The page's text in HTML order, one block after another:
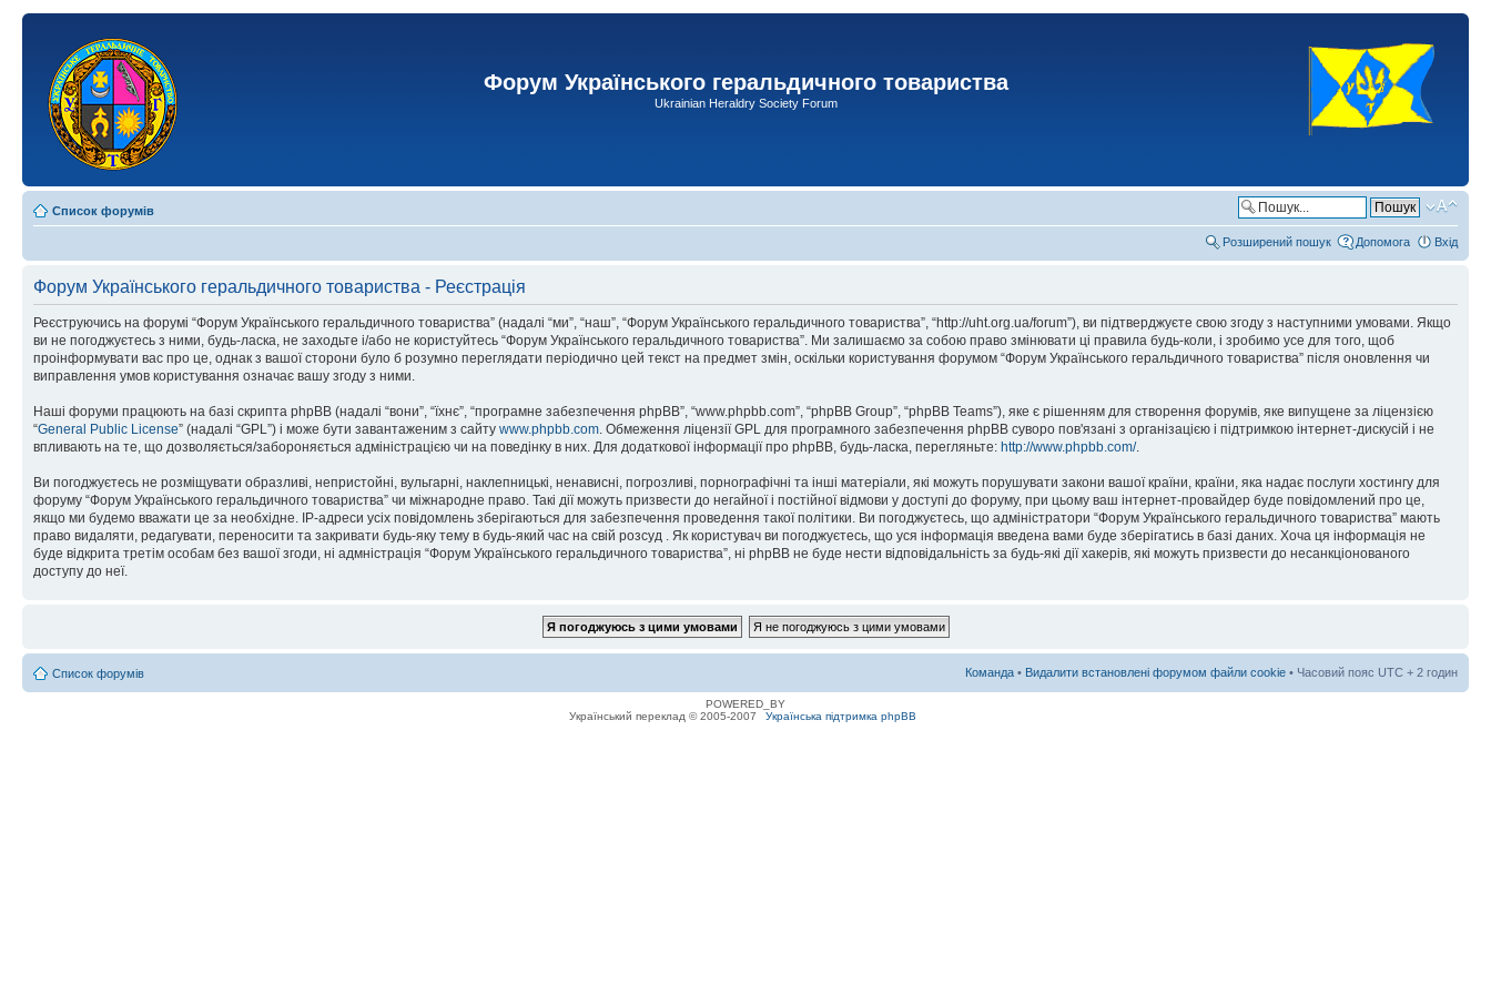
Форум Українського геральдичного товариства
Ukrainian Heraldry Society Forum
Список форумів
Розширений пошук Допомога Вхід
Форум Українського геральдичного товариства - Реєстрація
Реєструючись на форумі “Форум Українського геральдичного товариства” (надалі “ми”, “наш”, “Форум Українського геральдичного товариства”, “http://uht.org.ua/forum”), ви підтверджуєте свою згоду з наступними умовами. Якщо
ви не погоджуєтесь з ними, будь-ласка, не заходьте і/або не користуйтесь “Форум Українського геральдичного товариства”. Ми залишаємо за собою право змінювати ці правила будь-коли, і зробимо усе для того, щоб
проінформувати вас про це, однак з вашої сторони було б розумно переглядати періодично цей текст на предмет змін, оскільки користування форумом “Форум Українського геральдичного товариства” після оновлення чи
виправлення умов користування означає вашу згоду з ними.
Наші форуми працюють на базі скрипта phpBB (надалі “вони”, “їхнє”, “програмне забезпечення phpBB”, “www.phpbb.com”, “phpBB Group”, “phpBB Teams”), яке є рішенням для створення форумів, яке випущене за ліцензією
“General Public License” (надалі “GPL”) і може бути завантаженим з сайту www.phpbb.com. Обмеження ліцензії GPL для програмного забезпечення phpBB суворо пов'язані з організацією і підтримкою інтернет-дискусій і не
впливають на те, що дозволяється/забороняється адміністрацією чи на поведінку в них. Для додаткової інформації про phpBB, будь-ласка, перегляньте: http://www.phpbb.com/.
Ви погоджуєтесь не розміщувати образливі, непристойні, вульгарні, наклепницькі, ненависні, погрозливі, порнографічні та інші матеріали, які можуть порушувати закони вашої країни, країни, яка надає послуги хостингу для
форуму “Форум Українського геральдичного товариства” чи міжнародне право. Такі дії можуть призвести до негайної і постійної відмови у доступі до форуму, при цьому ваш інтернет-провайдер буде повідомлений про це,
якщо ми будемо вважати це за необхідне. IP-адреси усіх повідомлень зберігаються для забезпечення проведення такої політики. Ви погоджуєтесь, що адміністратори “Форум Українського геральдичного товариства” мають
право видаляти, редагувати, переносити та закривати будь-яку тему в будь-який час на свій розсуд . Як користувач ви погоджуєтесь, що уся інформація введена вами буде зберігатись в базі даних. Хоча ця інформація не
буде відкрита третім особам без вашої згоди, ні адмністрація “Форум Українського геральдичного товариства”, ні phpBB не буде нести відповідальність за будь-які дії хакерів, які можуть призвести до несанкціонованого
доступу до неї.
Список форумів Команда • Видалити встановлені форумом файли cookie • Часовий пояс UTC + 2 годин
POWERED_BY
Український переклад © 2005-2007
Українська підтримка phpBB